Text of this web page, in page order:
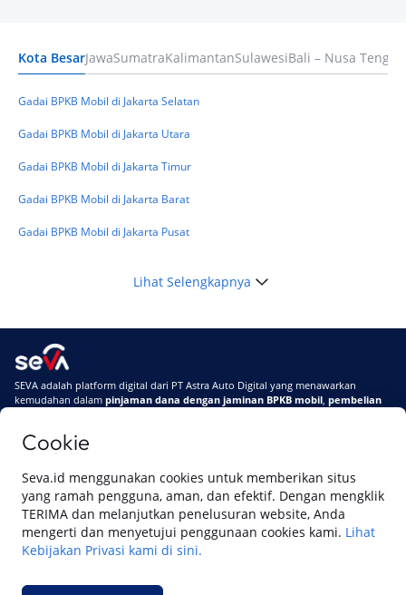
Cookie
Seva.id menggunakan cookies untuk memberikan situs
yang ramah pengguna, aman, dan efektif. Dengan mengklik
TERIMA dan melanjutkan penelusuran website, Anda
mengerti dan menyetujui penggunaan cookies kami. Lihat
Kebijakan Privasi kami di sini.
Keuangan
Masuk BI Checking? Simak Peraturan
Kota BesarJawaSumatraKalimantanSulawesiBali – Nusa
Gadai BPKB Mobil di Jakarta Selatan
Gadai BPKB Mobil di Jakarta Utara
Gadai BPKB Mobil di Jakarta Timur
Gadai BPKB Mobil di Jakarta Barat
Gadai BPKB Mobil di Jakarta Pusat
Lihat Selengkapnya
SEVA adalah platform digital dari PT Astra Auto Digital yang menawarkan
kemudahan dalam pinjaman dana dengan jaminan BPKB mobil, pembelian
Di SEVA, BPKB mobilmu #BisaJadiDuit
Tentang SEVASyarat & Ketentuan
Pemberitahuan Privasi